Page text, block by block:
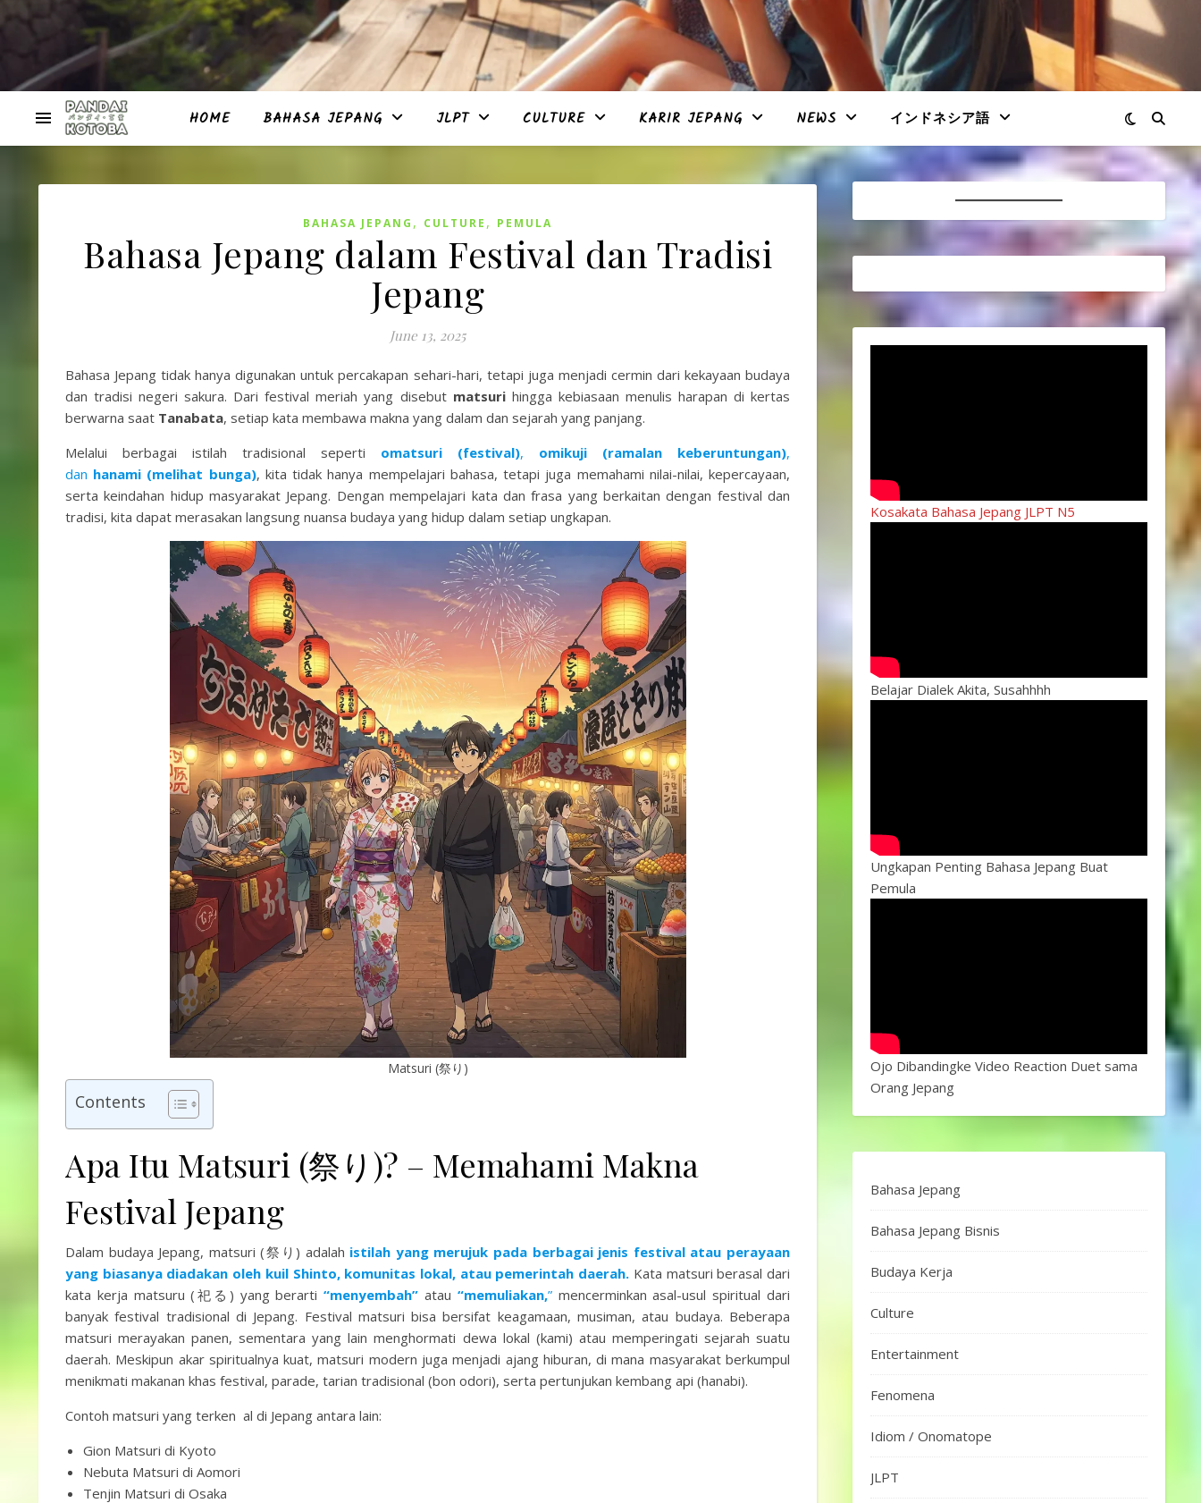
HOME BAHASA JEPANG JLPT CULTURE KARIR JEPANG NEWS インドネシア語
BAHASA JEPANG , CULTURE , PEMULA
Bahasa Jepang dalam Festival dan Tradisi
Jepang
June 13, 2025
Bahasa Jepang tidak hanya digunakan untuk percakapan sehari-hari, tetapi juga menjadi cermin dari kekayaan budaya
dan tradisi negeri sakura. Dari festival meriah yang disebut matsuri hingga kebiasaan menulis harapan di kertas
berwarna saat Tanabata, setiap kata membawa makna yang dalam dan sejarah yang panjang.
Melalui berbagai istilah tradisional seperti omatsuri (festival), omikuji (ramalan keberuntungan),
dan hanami (melihat bunga), kita tidak hanya mempelajari bahasa, tetapi juga memahami nilai-nilai, kepercayaan,
serta keindahan hidup masyarakat Jepang. Dengan mempelajari kata dan frasa yang berkaitan dengan festival dan
tradisi, kita dapat merasakan langsung nuansa budaya yang hidup dalam setiap ungkapan.
Matsuri (祭り)
Contents
Apa Itu Matsuri (祭り)? – Memahami Makna
Festival Jepang
Dalam budaya Jepang, matsuri (祭り) adalah istilah yang merujuk pada berbagai jenis festival atau perayaan
yang biasanya diadakan oleh kuil Shinto, komunitas lokal, atau pemerintah daerah. Kata matsuri berasal dari
kata kerja matsuru (祀る) yang berarti“menyembah” atau “memuliakan,”mencerminkan asal-usul spiritual dari
banyak festival tradisional di Jepang. Festival matsuri bisa bersifat keagamaan, musiman, atau budaya. Beberapa
matsuri merayakan panen, sementara yang lain menghormati dewa lokal (kami) atau memperingati sejarah suatu
daerah. Meskipun akar spiritualnya kuat, matsuri modern juga menjadi ajang hiburan, di mana masyarakat berkumpul
menikmati makanan khas festival, parade, tarian tradisional (bon odori), serta pertunjukan kembang api (hanabi).
Contoh matsuri yang terken al di Jepang antara lain:
Gion Matsuri di Kyoto
Nebuta Matsuri di Aomori
Tenjin Matsuri di Osaka
Kosakata Bahasa Jepang JLPT N5
Belajar Dialek Akita, Susahhhh
Ungkapan Penting Bahasa Jepang Buat
Pemula
Ojo Dibandingke Video Reaction Duet sama
Orang Jepang
Bahasa Jepang
Bahasa Jepang Bisnis
Budaya Kerja
Culture
Entertainment
Fenomena
Idiom / Onomatope
JLPT